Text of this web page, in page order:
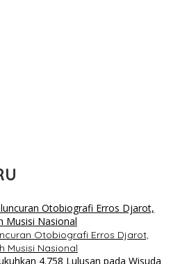
Otobiografi Erros Djarot,
Musisi Nasional